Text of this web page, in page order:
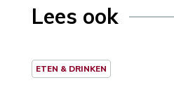
Lees ook
ETEN & DRINKEN